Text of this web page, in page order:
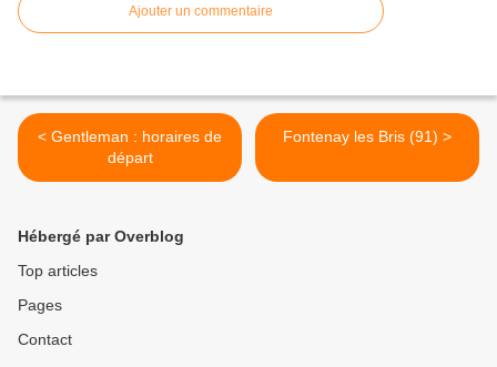
Ajouter un commentaire
< Gentleman : horaires de
départ
Fontenay les Bris (91) >
Hébergé par Overblog
Top articles
Pages
Contact